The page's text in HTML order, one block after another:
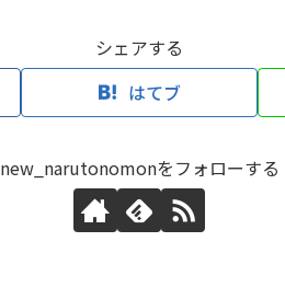
シェアする
はてブ
new_narutonomonをフォローする